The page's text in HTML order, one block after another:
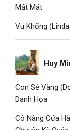
Mất Mát
Vu Khống
Huy
Con Sẻ Vàng
Danh Họa
Cô Nàng Cửa